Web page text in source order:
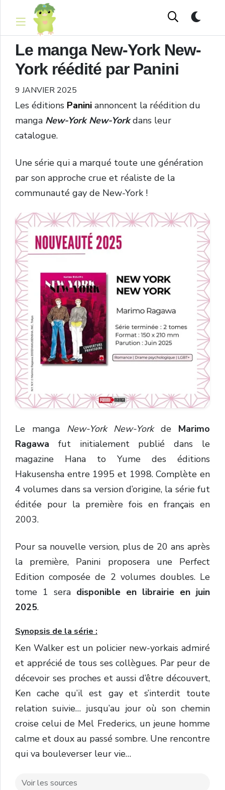
Le manga New-York New-
York réédité par Panini
9 JANVIER 2025
Les éditions Panini annoncent la réédition du
manga New-York New-Yorkdans leur
catalogue.
Une série qui a marqué toute une génération
par son approche crue et réaliste de la
communauté gay de New-York !
Le manga New-York New-Yorkde Marimo
Ragawa fut initialement publié dans le
magazine Hana to Yume des éditions
Hakusensha entre 1995 et 1998. Complète en
4 volumes dans sa version d’origine, la série fut
éditée pour la première fois en français en
2003.
Pour sa nouvelle version, plus de 20 ans après
la première, Panini proposera une Perfect
Edition composée de 2 volumes doubles. Le
tome 1 sera disponible en librairie en juin
2025.
Synopsis de la série :
Ken Walker est un policier new-yorkais admiré
et apprécié de tous ses collègues. Par peur de
décevoir ses proches et aussi d’être découvert,
Ken cache qu’il est gay et s’interdit toute
relation suivie… jusqu’au jour où son chemin
croise celui de Mel Frederics, un jeune homme
calme et doux au passé sombre. Une rencontre
qui va bouleverser leur vie…
Voir les sources